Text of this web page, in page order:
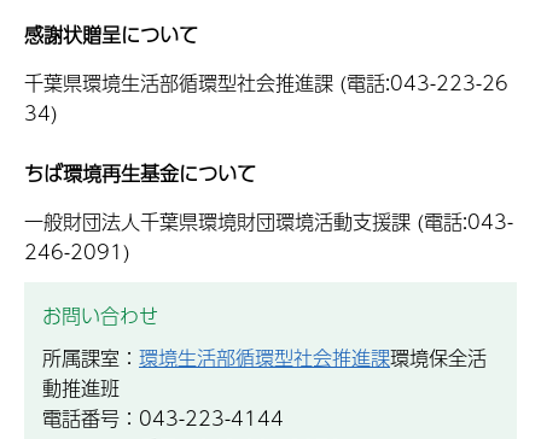
感謝状贈呈について
千葉県環境生活部循環型社会推進課 (電話:043-223-26
34)
ちば環境再生基金について
一般財団法人千葉県環境財団環境活動支援課 (電話:043-
246-2091)
お問い合わせ
所属課室： 環境生活部循環型社会推進課環境保全活
動推進班
電話番号：043-223-4144